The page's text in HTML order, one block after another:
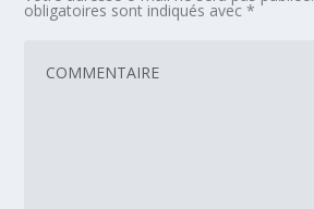
obligatoires sont indiqués avec*